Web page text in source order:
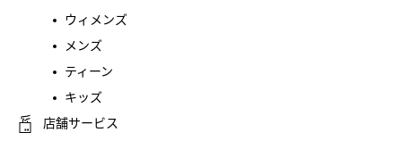
ウィメンズ
メンズ
ティーン
キッズ
店舗サービス